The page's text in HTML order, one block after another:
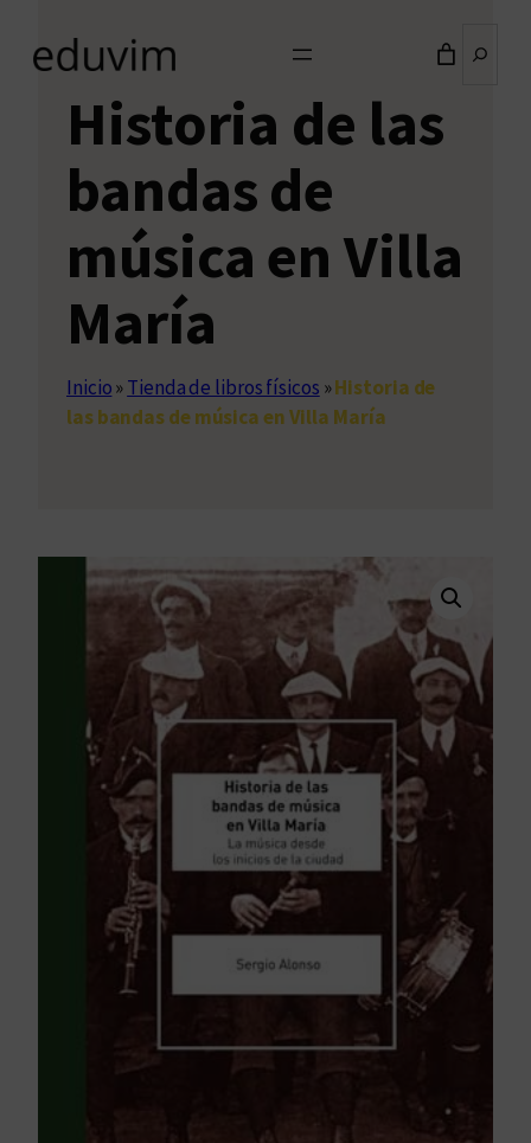
Historia de las
bandas de
música en Villa
María
Inicio»Tienda de libros físicos »Historia de
las bandas de música en Villa María